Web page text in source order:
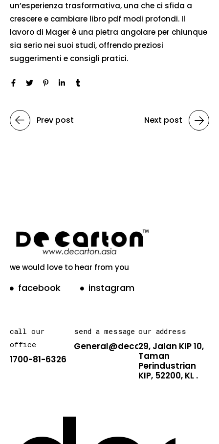
un’esperienza trasformativa, una che ci sfida a
crescere e cambiare libro pdf modi profondi. Il
lavoro di Mager è una pietra angolare per chiunque
sia serio nei suoi studi, offrendo preziosi
suggerimenti e consigli pratici.
Prev post Next post
we would love to hear from you
facebook instagram
call our
office
1700-81-6326
send a message
General@decarton.asia
our address
29, Jalan KIP 10,
Taman
Perindustrian
KIP, 52200, KL .